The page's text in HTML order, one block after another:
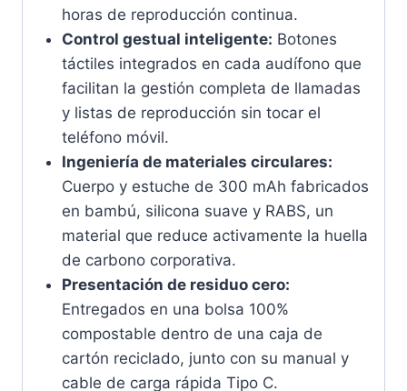
horas de reproducción continua.
Control gestual inteligente: Botones
táctiles integrados en cada audífono que
facilitan la gestión completa de llamadas
y listas de reproducción sin tocar el
teléfono móvil.
Ingeniería de materiales circulares:
Cuerpo y estuche de 300 mAh fabricados
en bambú, silicona suave y RABS, un
material que reduce activamente la huella
de carbono corporativa.
Presentación de residuo cero:
Entregados en una bolsa 100%
compostable dentro de una caja de
cartón reciclado, junto con su manual y
cable de carga rápida Tipo C.